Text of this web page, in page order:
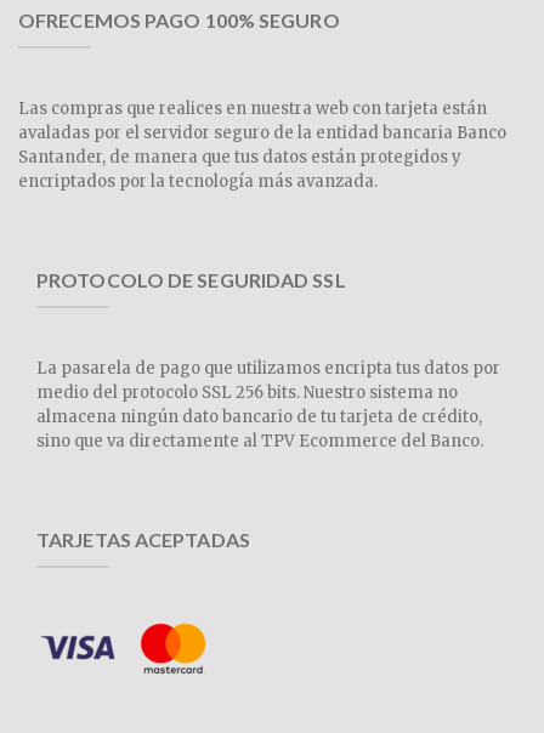
OFRECEMOS PAGO 100% SEGURO
Las compras que realices en nuestra web con tarjeta están
avaladas por el servidor seguro de la entidad bancaria Banco
Santander, de manera que tus datos están protegidos y
encriptados por la tecnología más avanzada.
PROTOCOLO DE SEGURIDAD SSL
La pasarela de pago que utilizamos encripta tus datos por
medio del protocolo SSL 256 bits. Nuestro sistema no
almacena ningún dato bancario de tu tarjeta de crédito,
sino que va directamente al TPV Ecommerce del Banco.
TARJETAS ACEPTADAS